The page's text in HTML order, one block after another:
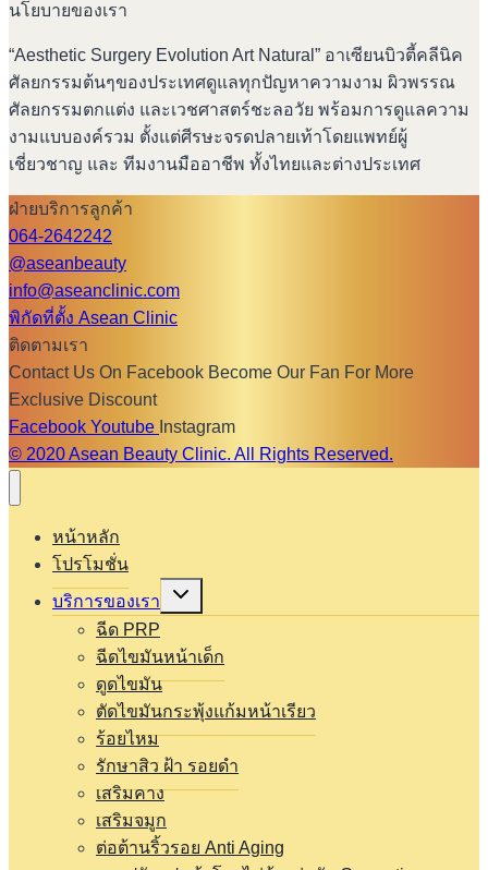
นโยบายของเรา
“Aesthetic Surgery Evolution Art Natural” อาเซียนบิวตี้คลีนิค
ศัลยกรรมต้นๆของประเทศดูแลทุกปัญหาความงาม ผิวพรรณ
ศัลยกรรมตกแต่ง และเวชศาสตร์ชะลอวัย พร้อมการดูแลความ
งามแบบองค์รวม ตั้งแต่ศีรษะจรดปลายเท้าโดยแพทย์ผู้
เชี่ยวชาญ และ ทีมงานมืออาชีพ ทั้งไทยและต่างประเทศ
ฝ่ายบริการลูกค้า
064-2642242
@aseanbeauty
info@aseanclinic.com
พิกัดที่ตั้ง Asean Clinic
ติดตามเรา
Contact Us On Facebook Become Our Fan For More
Exclusive Discount
Facebook Youtube Instagram
© 2020 Asean Beauty Clinic. All Rights Reserved.
หน้าหลัก
โปรโมชั่น
บริการของเรา
Expand
child
menu
ฉีด PRP
ฉีดไขมันหน้าเด็ก
ดูดไขมัน
ตัดไขมันกระพุ้งแก้มหน้าเรียว
ร้อยไหม
รักษาสิว ฝ้า รอยดำ
เสริมคาง
เสริมจมูก
ต่อต้านริ้วรอย Anti Aging